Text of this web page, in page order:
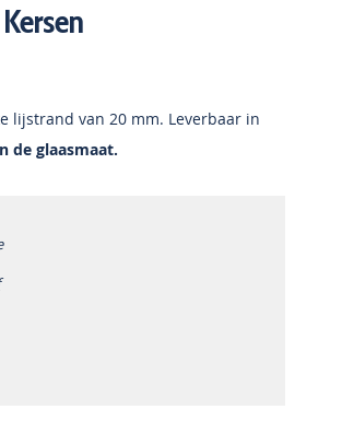
lijstrand van 20 mm. Leverbaar in
de glaasmaat.